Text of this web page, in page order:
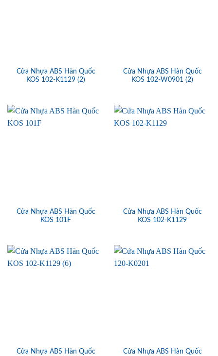
Cửa Nhựa ABS Hàn Quốc
KOS 102-K1129 (2)
Cửa Nhựa ABS Hàn Quốc
KOS 102-W0901 (2)
Cửa Nhựa ABS Hàn Quốc
KOS 101F
Cửa Nhựa ABS Hàn Quốc
KOS 102-K1129
Cửa Nhựa ABS Hàn Quốc
Cửa Nhựa ABS Hàn Quốc